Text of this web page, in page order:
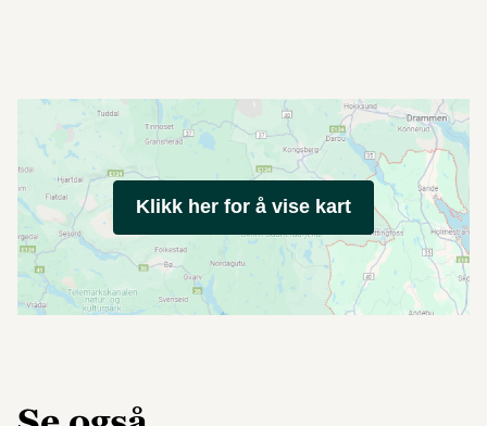
Klikk her for å vise kart